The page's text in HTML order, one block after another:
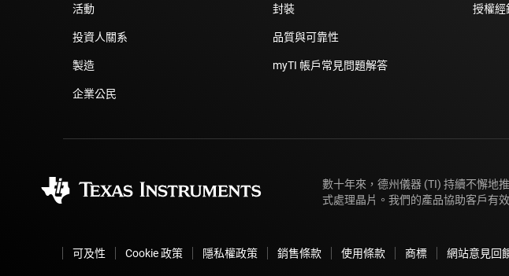
活動
投資人關系
製造
企業公民
封裝
品質與可靠性
myTI 帳戶常見問題解答
授權經
數十年來，德州儀器 (TI) 持續不懈地
式處理晶片。我們的產品協助客戶有
可及性 Cookie 政策 隱私權政策 銷售條款 使用條款 商標 網站意見回